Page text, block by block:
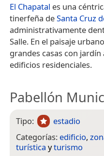
El Chapatal es una
tinerfeña deSanta Cruz
administrativamente
Salle.​ En el paisaje
grandes casas con
edificios residenciales.
Pabellón
Tipo:
estadio
Categorías: edificio,
turística yturismo